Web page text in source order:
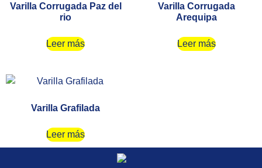
Varilla Corrugada Paz del
rio
Leer más
Varilla Corrugada
Arequipa
Leer más
Varilla Grafilada
Leer más